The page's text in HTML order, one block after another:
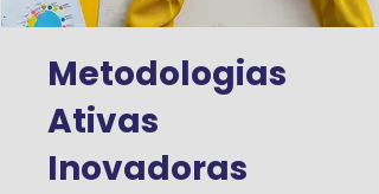
Metodologias
Ativas
Inovadoras